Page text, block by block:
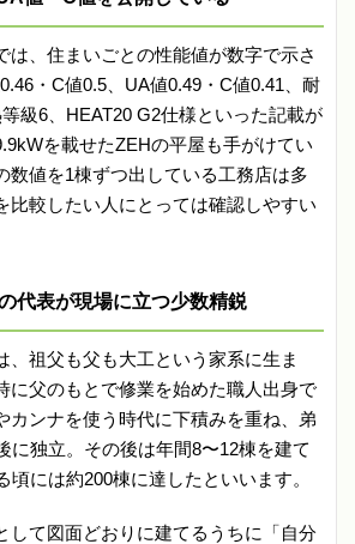
は、住まいごとの性能値が数字で示さ
・C値0.5、UA値0.49・C値0.41、耐
級6、HEAT20 G2仕様といった記載が
を載せたZEHの平屋も手がけてい
数値を1棟ずつ出している工務店は多
比較したい人にとっては確認しやすい
代表が現場に立つ少数精鋭
、祖父も父も大工という家系に生ま
に父のもとで修業を始めた職人出身で
カンナを使う時代に下積みを重ね、弟
に独立。その後は年間8〜12棟を建て
頃には約200棟に達したといいます。
して図面どおりに建てるうちに「自分